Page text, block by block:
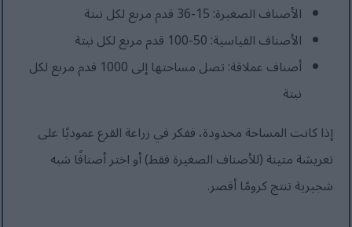
الأصناف الصغيرة: 15-36 قدم مربع لكل نبتة
الأصناف القياسية: 50-100 قدم مربع لكل نبتة
أصناف عملاقة: تصل مساحتها إلى 1000 قدم مربع لكل
نبتة
إذا كانت المساحة محدودة، ففكر في زراعة القرع عموديًا على
تعريشة متينة (للأصناف الصغيرة فقط) أو اختر أصنافًا شبه
شجيرية تنتج كرومًا أقصر.